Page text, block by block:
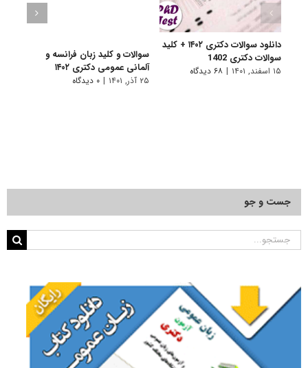
دانلود سوالات دکتری ۱۴۰۲ + کلید
سوالات دکتری 1402
۱۵ اسفند, ۱۴۰۱ | ۶۸ دیدگاه
سوالات و کلید زبان فرانسه و
آلمانی عمومی دکتری ۱۴۰۲
۲۵ آذر, ۱۴۰۱ | ۰ دیدگاه
جست و جو
جستجو